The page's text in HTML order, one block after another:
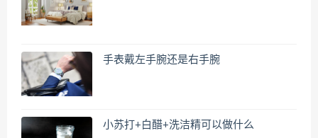
手表戴左手腕还是右手腕
小苏打+白醋+洗洁精可以做什么